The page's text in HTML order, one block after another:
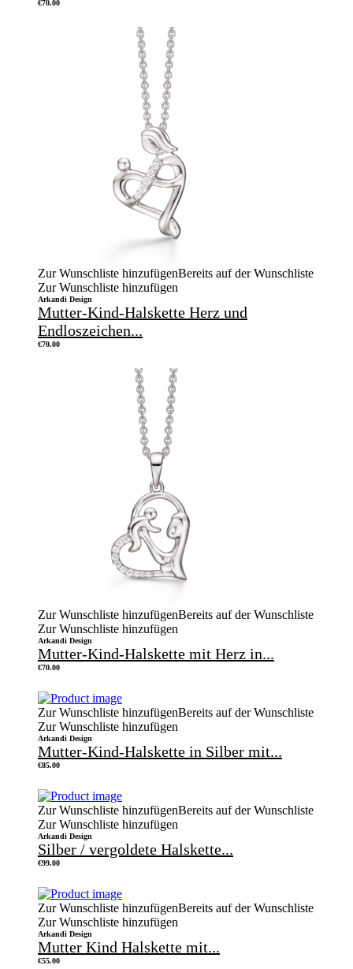
€70.00
Zur Wunschliste hinzufügenBereits auf der Wunschliste
Zur Wunschliste hinzufügen
Arkandi Design
Mutter-Kind-Halskette Herz und
Endloszeichen...
€70.00
Zur Wunschliste hinzufügenBereits auf der Wunschliste
Zur Wunschliste hinzufügen
Arkandi Design
Mutter-Kind-Halskette mit Herz in...
€70.00
Zur Wunschliste hinzufügenBereits auf der Wunschliste
Zur Wunschliste hinzufügen
Arkandi Design
Mutter-Kind-Halskette in Silber mit...
€85.00
Zur Wunschliste hinzufügenBereits auf der Wunschliste
Zur Wunschliste hinzufügen
Arkandi Design
Silber / vergoldete Halskette...
€99.00
Zur Wunschliste hinzufügenBereits auf der Wunschliste
Zur Wunschliste hinzufügen
Arkandi Design
Mutter Kind Halskette mit...
€55.00